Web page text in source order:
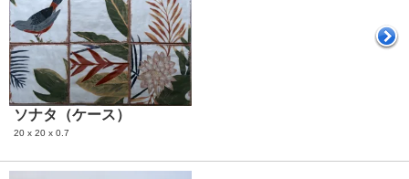
ソナタ（ケース）
20 x 20 x 0.7